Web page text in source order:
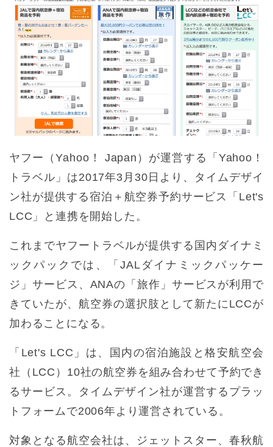
ヤフー（Yahoo！ Japan）が運営する「Yahoo！
トラベル」は2017年3月30日より、タイムデザイ
ン社が提供する宿泊＋航空券予約サービス「Let's
LCC」と連携を開始した。
これまでヤフートラベルが提供する国内ダイナミ
ックパックでは、「JALダイナミックパッケー
ジ」サービス、ANAの「旅作」サービスが利用で
きていたが、航空券の選択肢として新たにLCCが
加わることになる。
「Let's LCC」は、国内の宿泊施設と格安航空会
社（LCC）10社の航空券を組み合わせて予約でき
るサービス。タイムデザイン社が運営するプラッ
トフォームで2006年より運営されている。
対象となる航空会社は、ジェットスター、春秋航